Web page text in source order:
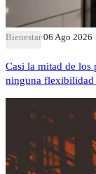
Bienestar 06 Ago 2026
Casi la mitad de los
ninguna flexibilidad